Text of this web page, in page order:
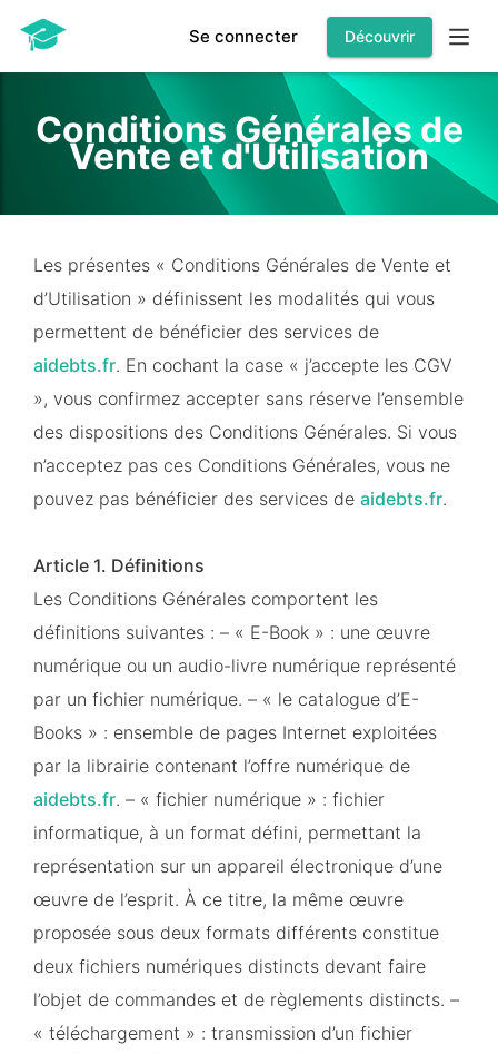
Se connecter Découvrir
Conditions Générales de
Vente et d'Utilisation
Les présentes « Conditions Générales de Vente et
d’Utilisation » définissent les modalités qui vous
permettent de bénéficier des services de
aidebts.fr. En cochant la case « j’accepte les CGV
», vous confirmez accepter sans réserve l’ensemble
des dispositions des Conditions Générales. Si vous
n’acceptez pas ces Conditions Générales, vous ne
pouvez pas bénéficier des services de aidebts.fr.
Article 1. Définitions
Les Conditions Générales comportent les
définitions suivantes : – « E-Book » : une œuvre
numérique ou un audio-livre numérique représenté
par un fichier numérique. – « le catalogue d’E-
Books » : ensemble de pages Internet exploitées
par la librairie contenant l’offre numérique de
aidebts.fr. – « fichier numérique » : fichier
informatique, à un format défini, permettant la
représentation sur un appareil électronique d’une
œuvre de l’esprit. À ce titre, la même œuvre
proposée sous deux formats différents constitue
deux fichiers numériques distincts devant faire
l’objet de commandes et de règlements distincts. –
« téléchargement » : transmission d’un fichier